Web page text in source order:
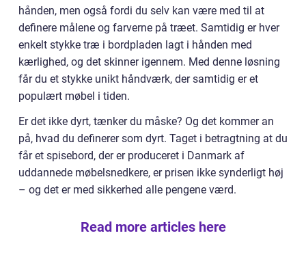
hånden, men også fordi du selv kan være med til at
definere målene og farverne på træet. Samtidig er hver
enkelt stykke træ i bordpladen lagt i hånden med
kærlighed, og det skinner igennem. Med denne løsning
får du et stykke unikt håndværk, der samtidig er et
populært møbel i tiden.
Er det ikke dyrt, tænker du måske? Og det kommer an
på, hvad du definerer som dyrt. Taget i betragtning at du
får et spisebord, der er produceret i Danmark af
uddannede møbelsnedkere, er prisen ikke synderligt høj
– og det er med sikkerhed alle pengene værd.
Read more articles here